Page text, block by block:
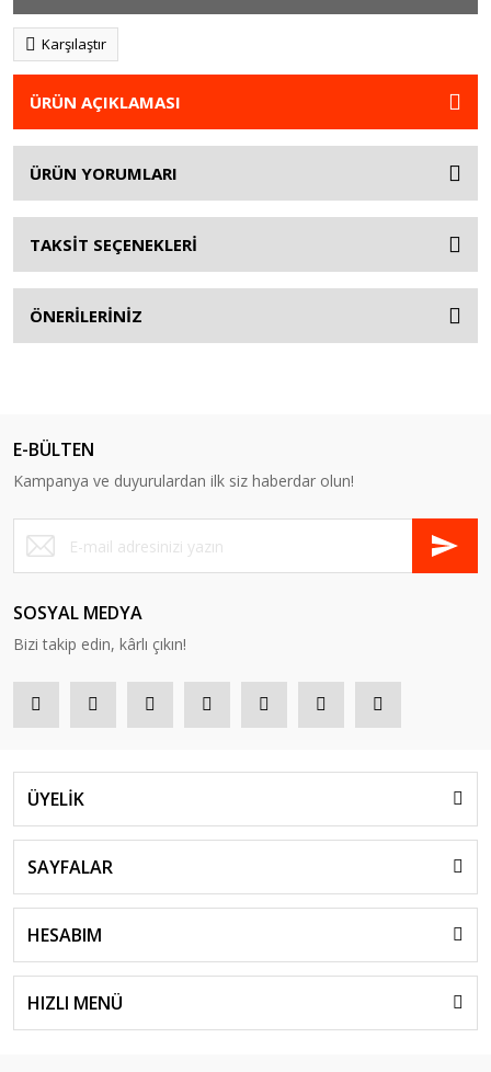
Karşılaştır
ÜRÜN AÇIKLAMASI
ÜRÜN YORUMLARI
TAKSİT SEÇENEKLERİ
ÖNERİLERİNİZ
E-BÜLTEN
Kampanya ve duyurulardan ilk siz haberdar olun!
SOSYAL MEDYA
Bizi takip edin, kârlı çıkın!
ÜYELİK
SAYFALAR
HESABIM
HIZLI MENÜ